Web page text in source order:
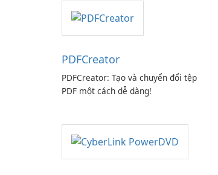
PDFCreator
PDFCreator: Tạo và chuyển đổi tệp
PDF một cách dễ dàng!